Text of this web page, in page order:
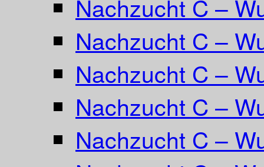
Nachzucht C –
Nachzucht C –
Nachzucht C –
Nachzucht C –
Nachzucht C –